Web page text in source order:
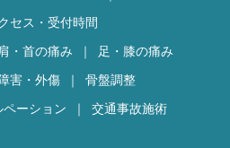
山男風というフレー
ズ・・・・・
まさしくその通りだと私自身
セス・受付時間
肩・首の痛み
足・膝の痛み
害・外傷
骨盤調整
ーション
交通事故施術